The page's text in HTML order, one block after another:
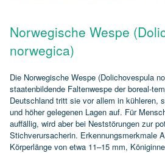
Norwegische Wespe
norwegica)
Die Norwegische Wespe (Dolichovespula
staatenbildende Faltenwespe der
Deutschland tritt sie vor allem in kühleren,
und höher gelegenen Lagen auf. Für
auffällig, wird aber bei Neststörungen zur
Stichverursacherin. Erkennungsmerkmale
Körperlänge von etwa 11–15 mm,